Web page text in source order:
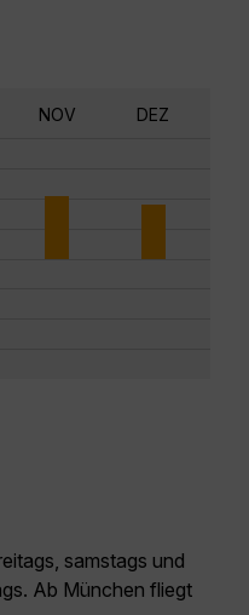
NOV DEZ
samstags und
Ab München fliegt